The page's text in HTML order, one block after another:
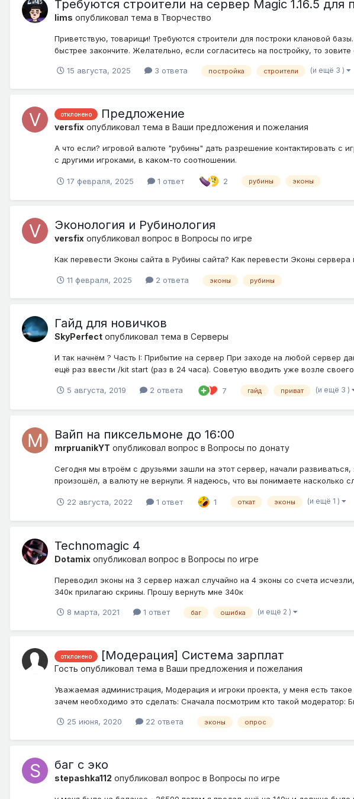
Требуются строители на сервер Magic 1.16.5 для
lims опубликовал тема в Творчество
Приветствую, товарищи! Требуются строители для построки клановой
быстрее закончите. Желательно, если согласитесь на постройку, то
15 августа, 2025 3 ответа постройка строители (и ещё 3 )
отклонено Предложение
versfix опубликовал тема в Ваши предложения и пожелания
А что если? игровой валюте "рубины" дать разрешение контактировать с
с другими игроками, в каком-то соотношении.
17 февраля, 2025 1 ответ 2 рубины эконы
Эконология и Рубинология
versfix опубликовал вопрос в Вопросы по игре
Как перевести Эконы сайта в Рубины сайта? Как перевести Эконы сервера
11 февраля, 2025 2 ответа эконы рубины
Гайд для новичков
SkyPerfect опубликовал тема в Серверы
И так начнём ? Часть I: Прибытие на сервер При заходе на любой сервер
ещё раз ввести /kit start (раз в 24 часа). Советую вводить уже возле своего
5 августа, 2019 2 ответа 7 гайд приват (и ещё 3 )
Вайп на пиксельмоне до 16:00
mrpruanikYT опубликовал вопрос в Вопросы по донату
Сегодня мы втроём с друзьями зашли на этот сервер, начали
произошёл, а валюту не вернули. Я надеюсь, что вы понимаете насколько
22 августа, 2022 1 ответ 1 откат эконы (и ещё 1 )
Technomagic 4
Dotamix опубликовал вопрос в Вопросы по игре
Переводил эконы на 3 сервер нажал случайно на 4 эконы со счета
340к прилагаю скрины. Прошу вернуть мне 340к
8 марта, 2021 1 ответ баг ошибка (и ещё 2 )
отклонено [Модерация] Система зарплат
Гость опубликовал тема в Ваши предложения и пожелания
Уважаемая администрация, Модерация и игроки проекта, у меня есть
зачем необходимо это сделать: Сначала посмотрим кто такой модератор:
25 июня, 2020 22 ответа эконы опрос
баг с эко
stepashka112 опубликовал вопрос в Вопросы по игре